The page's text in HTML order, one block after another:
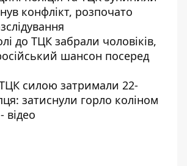
конфлікт, розпочато
до ТЦК забрали чоловіків,
шансон посеред
силою затримали 22-
затиснули горло коліном
відео